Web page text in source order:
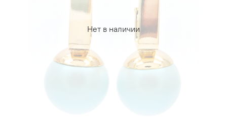
Нет в наличии